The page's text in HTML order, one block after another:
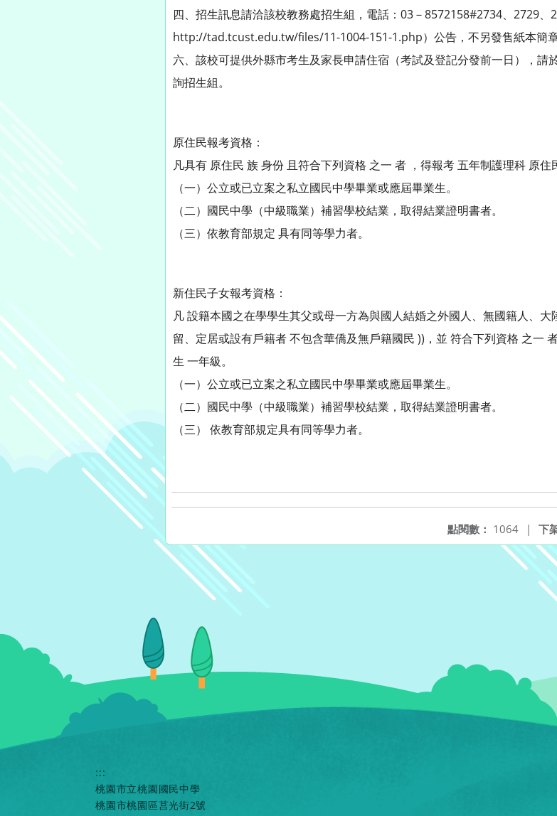
四、招生訊息請洽該校教務處招生組，電話：03－8572158#2734、2729
http://tad.tcust.edu.tw/files/11-1004-151-1.php）公告，不另發售紙本簡章
六、該校可提供外縣市考生及家長申請住宿（考試及登記分發前一日），請
詢招生組。
原住民報考資格：
凡具有 原住民 族 身份 且符合下列資格 之一 者 ，得報考 五年制護理科 原住
（一）公立或已立案之私立國民中學畢業或應屆畢業生。
（二）國民中學（中級職業）補習學校結業，取得結業證明書者。
（三）依教育部規定 具有同等學力者。
新住民子女報考資格：
凡 設籍本國之在學學生其父或母一方為與國人結婚之外國人、無國籍人、
留、定居或設有戶籍者 不包含華僑及無戶籍國民 ))，並 符合下列資格 之一
生 一年級。
（一）公立或已立案之私立國民中學畢業或應屆畢業生。
（二）國民中學（中級職業）補習學校結業，取得結業證明書者。
（三） 依教育部規定具有同等學力者。
下
點閱數： 1064 |
:::
桃園市立桃園國民中學
桃園市桃園區莒光街2號